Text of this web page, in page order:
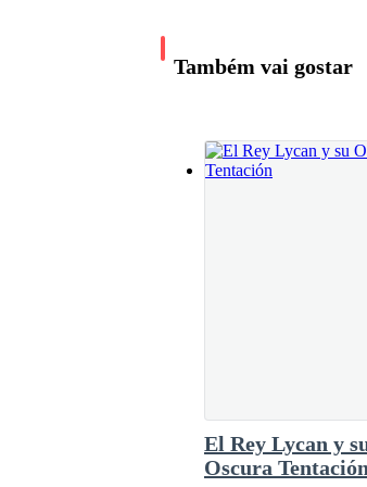
Mi madrastra y su hija
mi teléfono antes.
puedes soportar..." No
Também vai gostar
El Rey Lycan y
Oscura Tentación